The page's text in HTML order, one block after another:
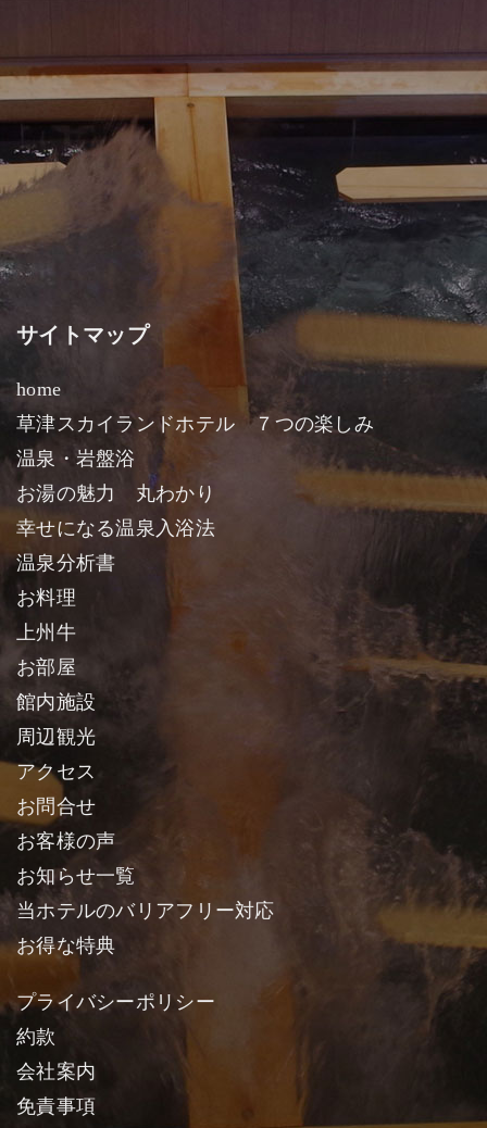
サイトマップ
home
草津スカイランドホテル ７つの楽しみ
温泉・岩盤浴
お湯の魅力 丸わかり
幸せになる温泉入浴法
温泉分析書
お料理
上州牛
お部屋
館内施設
周辺観光
アクセス
お問合せ
お客様の声
お知らせ一覧
当ホテルのバリアフリー対応
お得な特典
プライバシーポリシー
約款
会社案内
免責事項